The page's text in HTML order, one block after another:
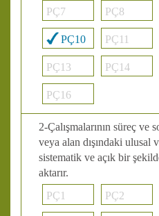
PÇ7 PÇ8
PÇ10 PÇ11
PÇ13 PÇ14
PÇ16
2-Çalışmalarının süreç ve
veya alan dışındaki ulusal
sistematik ve açık bir
aktarır.
PÇ1
PÇ2